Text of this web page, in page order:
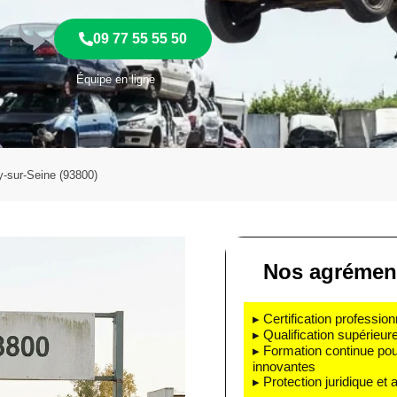
09 77 55 55 50
Équipe en ligne
sur-Seine (93800)
Nos
▸ Certification
▸ Qualification
▸ Formation continue
innovantes
▸ Protection juridique et